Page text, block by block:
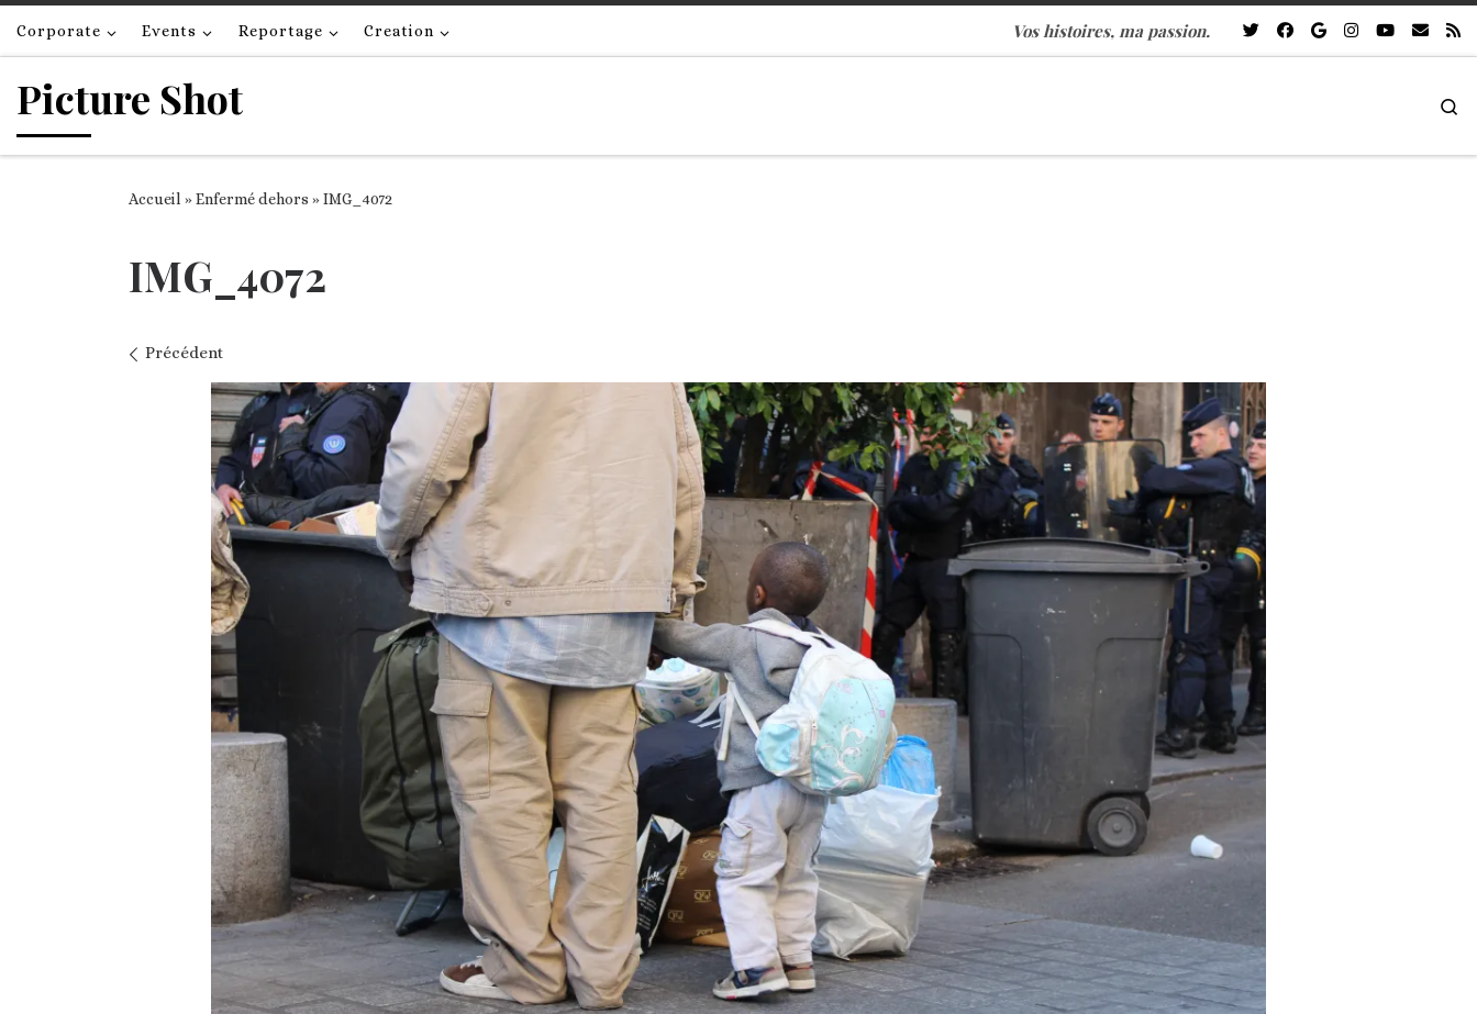
Passer au contenu
Corporate Events Reportage Creation Vos histoires, ma passion.
Picture Shot
Accueil »Enfermé dehors »IMG_4072
IMG_4072
Navigation des images
Précédent